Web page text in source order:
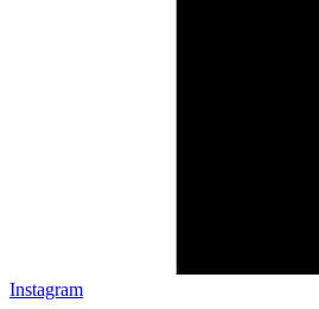
Instagram